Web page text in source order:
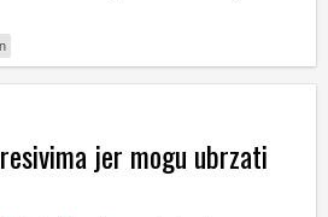
jer mogu ubrzati